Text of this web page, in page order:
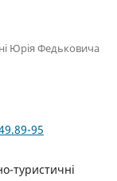
Юрія Федьковича
95
туристичні